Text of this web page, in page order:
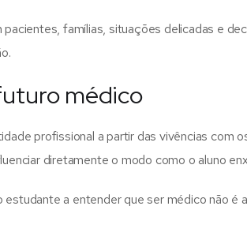
famílias, situações delicadas e
médico
profissional a partir das vivências com
diretamente o modo como o aluno
a entender que ser médico não